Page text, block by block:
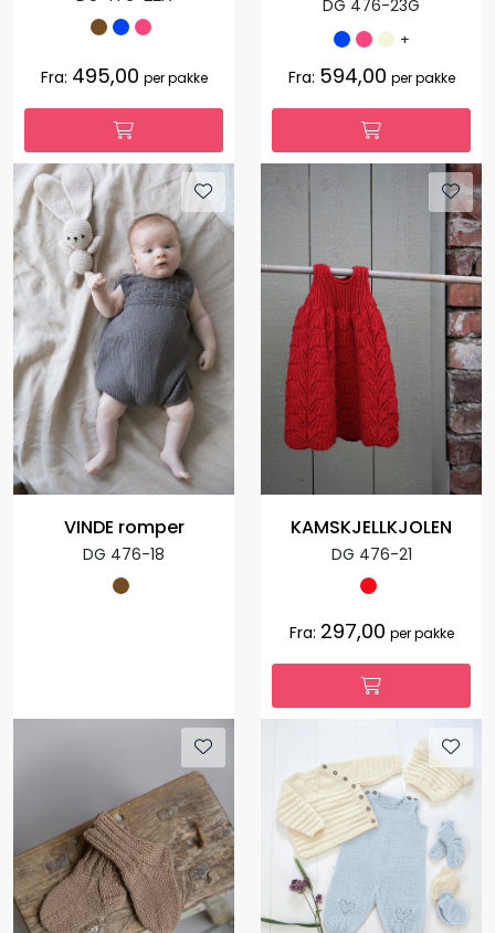
Fra: 495,00 per pakke
DG 476-23G
+
Fra: 594,00 per pakke
VINDE romper
DG 476-18
KAMSKJELLKJOLEN
DG 476-21
Fra: 297,00 per pakke